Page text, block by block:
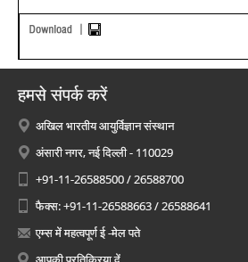
हमसे संपर्क करें
अखिल भारतीय आयुर्विज्ञान संस्थान
अंसारी नगर, नई दिल्ली - 110029
+91-11-26588500 / 26588700
फैक्स: +91-11-26588663 / 26588641
एम्स में महत्वपूर्ण ई -मेल पते